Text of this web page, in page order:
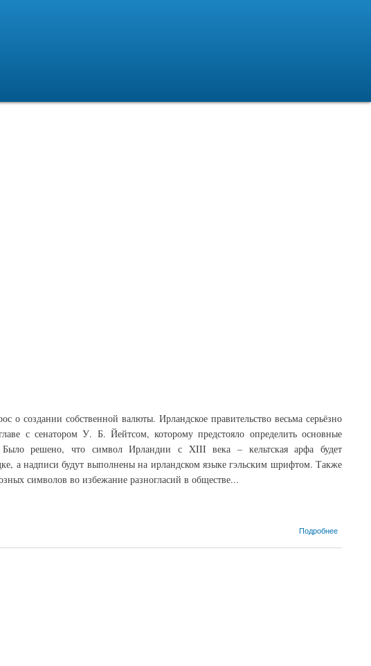
о создании собственной валюты. Ирландское правительство весьма серьёзно
с сенатором У. Б. Йейтсом, которому предстояло определить основные
решено, что символ Ирландии с XIII века – кельтская арфа будет
а надписи будут выполнены на ирландском языке гэльским шрифтом. Также
символов во избежание разногласий в обществе...
Подробнее